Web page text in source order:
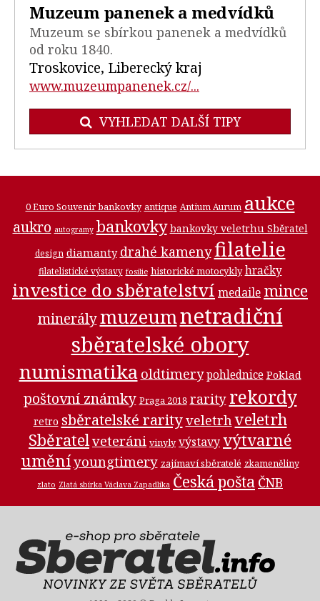
Muzeum panenek a medvídků
Muzeum se sbírkou panenek a medvídků
od roku 1840.
Troskovice, Liberecký kraj
www.muzeumpanenek.cz/...
VYHLEDAT DALŠÍ TIPY
0 Euro Souvenir bankovky antique Antium Aurum aukce
aukro autogramy bankovky bankovky veletrhu Sběratel
design diamanty drahé kamenyfilatelie
filatelistické výstavy fosilie historické motocykly hračky
investice do sběratelství medaile mince
minerálymuzeumnetradiční
sběratelské obory
numismatika oldtimery pohlednice Poklad
poštovní známky Praga 2018 rarity rekordy
retro sběratelské rarityveletrhveletrh
Sběratelveteráni vinyly výstavyvýtvarné
uměníyoungtimery zajímaví sběratelé zkameněliny
zlato Zlatá sbírka Václava Zapadlíka Česká pošta ČNB